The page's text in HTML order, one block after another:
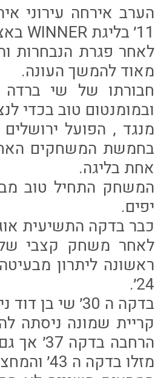
הערב אירחה עירוני
11׳ בליגת WINNER באצטדיון מרים שבנתניה.
לאחר פגרת הנבחרות
מאוד להמשך העונה.
חבורתו של שי ברדה
ובמומנטום טוב בכדי
מנגד , הפועל
בחמשת המשחקים
אחת בליגה.
המשחק התחיל טוב
יפים.
כבר בדקה התשיעית
לאחר משחק קצבי של
24׳.
בדקה ה 30׳ שי בן דוד ניסה בעיטה מרחוק אך בעט מעל השער.
קריית שמונה ניסתה
הרחבה
מזלו בדקה ה 43׳ והמחצית הראשונה מסתיימת ב 1-0 להפועל ירושלים.